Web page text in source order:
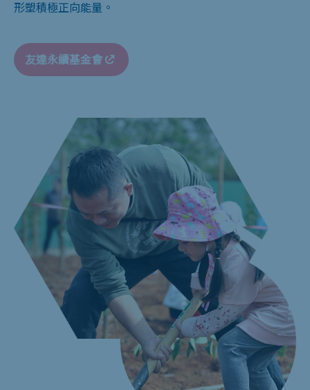
形塑積極正向能量。
友達永續基金會